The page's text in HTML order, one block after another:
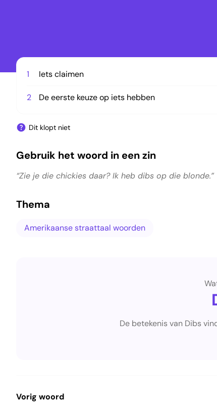
1 Iets claimen
2 De eerste keuze op iets hebben
Dit klopt niet
Gebruik het woord in een zin
“Zie je die chickies daar? Ik heb dibs op die blonde.”
Thema
Amerikaanse straattaal woorden
De betekenis van Dibs
Vorig woord